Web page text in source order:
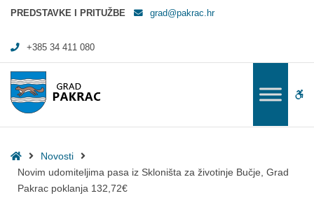
Novim udomiteljima pasa iz Skloništa za životinje Bučje, Grad Pakrac
PREDSTAVKE I PRITUŽBE grad@pakrac.hr
+385 34 411 080
HomeNovosti
Novim udomiteljima pasa iz Skloništa za životinje Bučje, Grad
Pakrac poklanja 132,72€